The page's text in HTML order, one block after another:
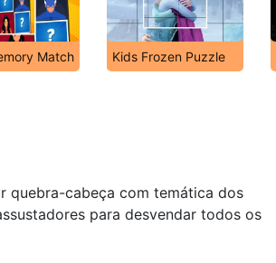
Match Kids Frozen Puzzle
quebra-cabeça com temática dos
para desvendar todos os